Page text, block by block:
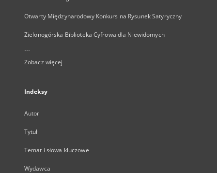
Otwarty Międzynarodowy Konkurs na Rysunek Satyryczny
Zielonogórska Biblioteka Cyfrowa dla Niewidomych
...
Zobacz więcej
Indeksy
Autor
Tytuł
Temat i słowa kluczowe
Wydawca